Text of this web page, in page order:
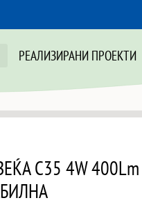
РЕАЛИЗИРАНИ ПРОЕКТИ
C35 4W